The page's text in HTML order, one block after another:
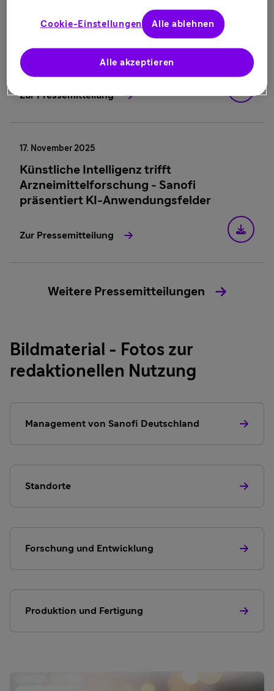
Statement zu den aktuell vorgelegten
Empfehlungen der FinanzKommission
Gesundheit (FKG)
Zur Pressemitteilung
17. November 2025
Künstliche Intelligenz trifft
Arzneimittelforschung - Sanofi
präsentiert KI-Anwendungsfelder
Zur Pressemitteilung
Weitere Pressemitteilungen
Bildmaterial - Fotos zur
redaktionellen Nutzung
Management von Sanofi Deutschland
Standorte
Forschung und Entwicklung
Produktion und Fertigung
Cookie-Einstellungen
Alle akzeptieren
Alle ablehnen